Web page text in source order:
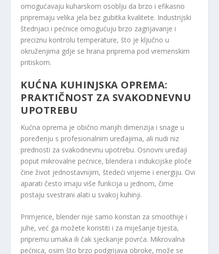
omogućavaju kuharskom osoblju da brzo i efikasno
pripremaju velika jela bez gubitka kvalitete. Industrijski
štednjaci i pećnice omogućuju brzo zagrijavanje i
preciznu kontrolu temperature, što je ključno u
okruženjima gdje se hrana priprema pod vremenskim
pritiskom.
KUĆNA KUHINJSKA OPREMA:
PRAKTIČNOST ZA SVAKODNEVNU
UPOTREBU
Kućna oprema je obično manjih dimenzija i snage u
poređenju s profesionalnim uređajima, ali nudi niz
prednosti za svakodnevnu upotrebu. Osnovni uređaji
poput mikrovalne pećnice, blendera i indukcijske ploče
čine život jednostavnijim, štedeći vrijeme i energiju. Ovi
aparati često imaju više funkcija u jednom, čime
postaju svestrani alati u svakoj kuhinji.
Primjerice, blender nije samo koristan za smoothije i
juhe, već ga možete koristiti i za miješanje tijesta,
pripremu umaka ili čak sjeckanje povrća. Mikrovalna
pećnica, osim što brzo podgrijava obroke, može se